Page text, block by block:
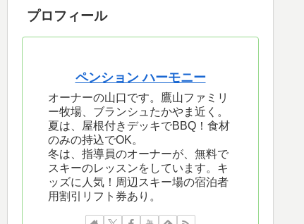
プロフィール
ペンション ハーモニー
オーナーの山口です。鷹山ファミリ
ー牧場、ブランシュたかやま近く。
夏は、屋根付きデッキでBBQ！食材
のみの持込でOK。
冬は、指導員のオーナーが、無料で
スキーのレッスンをしています。キ
ッズに人気！周辺スキー場の宿泊者
用割引リフト券あり。